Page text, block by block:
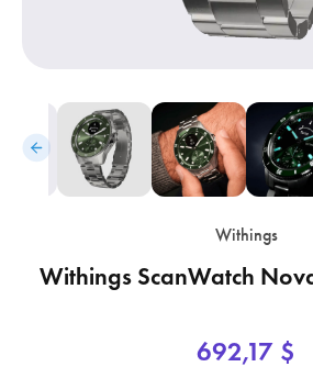
Withings
Withings ScanWatch
692,17 $